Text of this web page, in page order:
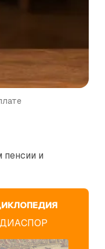
пенсии и